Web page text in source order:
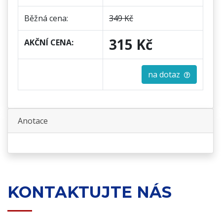
Běžná cena: 349 Kč
AKČNÍ CENA: 315 Kč
na dotaz
Anotace
KONTAKTUJTE NÁS